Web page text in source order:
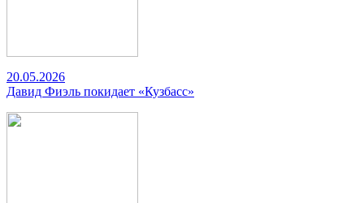
20.05.2026
Давид Фиэль покидает «Кузбасс»